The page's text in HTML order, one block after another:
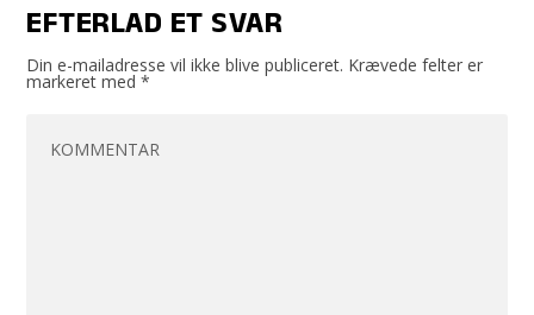
EFTERLAD ET SVAR
Din e-mailadresse vil ikke blive publiceret. Krævede felter er
markeret med*